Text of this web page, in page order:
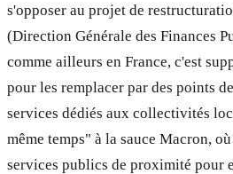
s'opposer au projet de
(Direction Générale des Finances
comme ailleurs en France, c'est
pour les remplacer par des points
services dédiés aux collectivités
même temps" à la sauce Macron,
services publics de proximité pour